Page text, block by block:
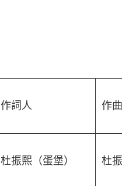
作詞人 作
杜振熙（蛋堡） 杜